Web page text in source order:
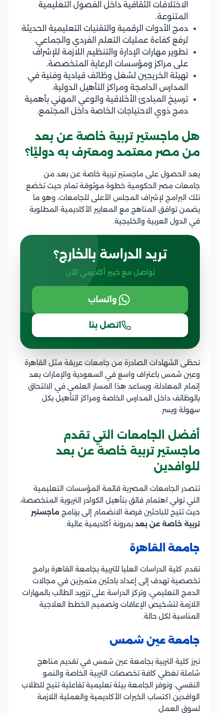
الاختلافات الثقافية داخل الفصول التعليمية
المتنوعة.
دمج الأدوات الرقمية والتقنيات التعليمية الحديثة
لرفع كفاءة عمليات التعلم الفردي والجماعي.
تطوير مهارات الإدارة والتنظيم اللازمة للإشراف
على مراكز ومؤسسات الرعاية المتخصصة.
تهيئة الخريجين لشغل وظائف قيادية وفنية في
المدارس الدامجة ومراكز التأهيل الدولية.
ترسيخ المبادئ الأخلاقية والوعي المهني بأهمية
دمج ذوي الاحتياجات الخاصة داخل المجتمع.
هل ماجستير تربية خاصة عن بعد
من مصر معتمد ومعترف به دوليًا؟
يعد الحصول على ماجستير تربية خاصة عن بعد من
جامعات مصر الحكومية خطوة موثوقة تمام حيث تخضع
تلك البرامج لإشراف المجلس الأعلى للجامعات، وهو ما
يضمن توافق المناهج مع المعايير الأكاديمية المطلوبة
في الدول العربية والخليجية.
تريد الدراسة بالخارج؟
تواصل مع خبير أكاديمي الآن
واتساب
اتصل بنا
تحظى الشهادات الصادرة من جامعات عريقة مثل القاهرة
وعين شمس باعتراف واسع في السعودية والإمارات بعد
إتمام المعادلة، ويساعد هذا المسار العلمي في الالتحاق
بالوظائف داخل المدارس الخاصة ومراكز التأهيل بكل
سهولة ويسر.
أفضل الجامعات التي تقدم
ماجستير تربية خاصة عن بعد
للوافدين
تتصدر الجامعات المصرية قائمة المؤسسات التعليمية
التي تولي اهتمام فائق بتأهيل الكوادر التربوية المتخصصة،
حيث تتيح للباحثين فرصة الانضمام إلى برنامج ماجستير
تربية خاصة عن بعد بمرونة أكاديمية عالية.
جامعة القاهرة
تقدم كلية الدراسات العليا للتربية بجامعة القاهرة برامج
تخصصية تهدف إلى إعداد باحثين متميزين في مجالات
الدمج التعليمي، وتركز الدراسة على تزويد الطالب بالمهارات
اللازمة لتشخيص الإعاقات وتصميم الخطط العلاجية
المناسبة لكل حالة.
جامعة عين شمس
تبرز كلية التربية بجامعة عين شمس في تقديم مناهج
شاملة تغطي كافة تخصصات التربية الخاصة والنمو
النفسي، وتوفر الجامعة بيئة تعليمية تفاعلية تتيح للطلاب
الوافدين اكتساب الخبرات الأكاديمية والعملية اللازمة
لسوق العمل.